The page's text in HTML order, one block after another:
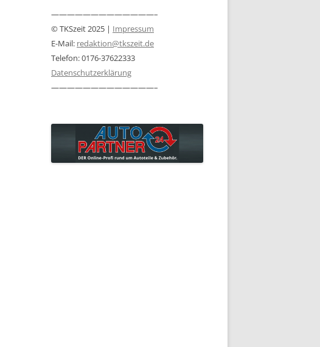
—————————————–
© TKSzeit 2025 | Impressum
E-Mail: redaktion@tkszeit.de
Telefon: 0176-37622333
Datenschutzerklärung
—————————————–